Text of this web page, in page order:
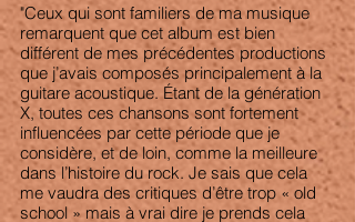
"Ceux qui sont familiers de ma musique
remarquent que cet album est bien
différent de mes précédentes productions
que j’avais composés principalement à la
guitare acoustique. Étant de la génération
X, toutes ces chansons sont fortement
influencées par cette période que je
considère, et de loin, comme la meilleure
dans l’histoire du rock. Je sais que cela
me vaudra des critiques d’être trop « old
school » mais à vrai dire je prends cela